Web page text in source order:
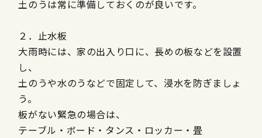
土のうは常に準備しておくのが良いです。
２．止水板
大雨時には、家の出入り口に、長めの板などを設置
し、
土のうや水のうなどで固定して、浸水を防ぎましょ
う。
板がない緊急の場合は、
テーブル・ボード・タンス・ロッカー・畳